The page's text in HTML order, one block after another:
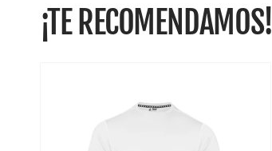
¡TE RECOMENDAMOS!